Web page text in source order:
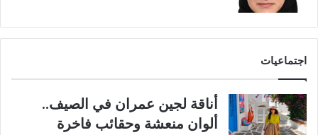
اجتماعيات
أناقة لجين عمران في الصيف..
ألوان منعشة وحقائب فاخرة